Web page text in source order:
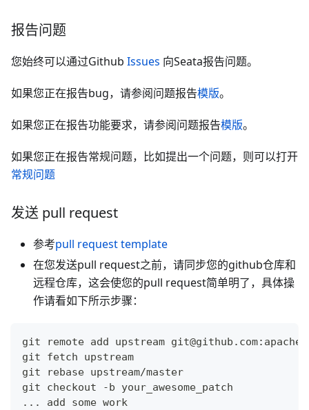
报告问题
您始终可以通过Github Issues 向Seata报告问题。
如果您正在报告bug，请参阅问题报告模版。
如果您正在报告功能要求，请参阅问题报告模版。
如果您正在报告常规问题，比如提出一个问题，则可以打开
常规问题
发送 pull request
参考pull request template
在您发送pull request之前，请同步您的github仓库和
远程仓库，这会使您的pull request简单明了，具体操
作请看如下所示步骤：
git remote add upstream
git fetch upstream
git rebase upstream/master
git checkout -b your_awesome_patch
... add some work